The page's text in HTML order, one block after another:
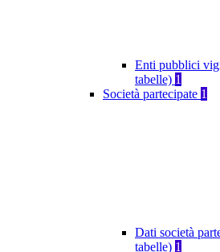
Enti pubblici
tabelle) 1
Società partecipate 1
Dati società
tabelle) 1